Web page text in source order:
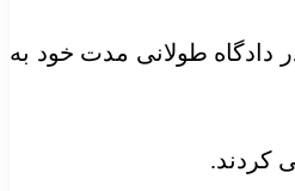
دادگاه طولانی مدت خود به
کردند.